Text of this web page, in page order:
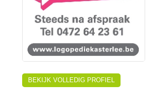
BEKIJK VOLLEDIG PROFIEL